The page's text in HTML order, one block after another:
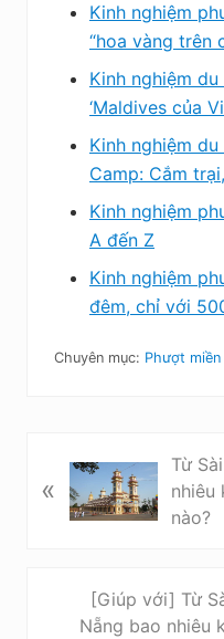
Kinh nghiệm
“hoa vàng trên
Kinh nghiệm
‘Maldives của
Kinh nghiệm
Camp: Cắm
Kinh nghiệm
A đến Z
Kinh nghiệm
đêm, chỉ với
Chuyên mục: Phượt miền
à
«
Từ
nhiêu
nào?
[Giúp với] Từ
Nẵng bao nhiêu